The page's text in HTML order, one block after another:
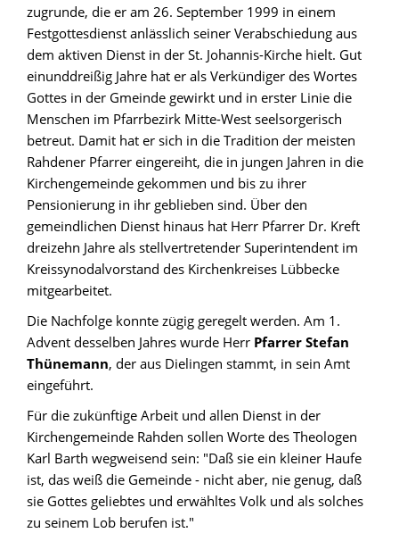
zugrunde, die er am 26. September 1999 in einem
Festgottesdienst anlässlich seiner Verabschiedung aus
dem aktiven Dienst in der St. Johannis-Kirche hielt. Gut
einunddreißig Jahre hat er als Verkündiger des Wortes
Gottes in der Gmeinde gewirkt und in erster Linie die
Menschen im Pfarrbezirk Mitte-West seelsorgerisch
betreut. Damit hat er sich in die Tradition der meisten
Rahdener Pfarrer eingereiht, die in jungen Jahren in die
Kirchengemeinde gekommen und bis zu ihrer
Pensionierung in ihr geblieben sind. Über den
gemeindlichen Dienst hinaus hat Herr Pfarrer Dr. Kreft
dreizehn Jahre als stellvertretender Superintendent im
Kreissynodalvorstand des Kirchenkreises Lübbecke
mitgearbeitet.
Die Nachfolge konnte zügig geregelt werden. Am 1.
Advent desselben Jahres wurde Herr Pfarrer Stefan
Thünemann, der aus Dielingen stammt, in sein Amt
eingeführt.
Für die zukünftige Arbeit und allen Dienst in der
Kirchengemeinde Rahden sollen Worte des Theologen
Karl Barth wegweisend sein: "Daß sie ein kleiner Haufe
ist, das weiß die Gemeinde - nicht aber, nie genug, daß
sie Gottes geliebtes und erwähltes Volk und als solches
zu seinem Lob berufen ist."